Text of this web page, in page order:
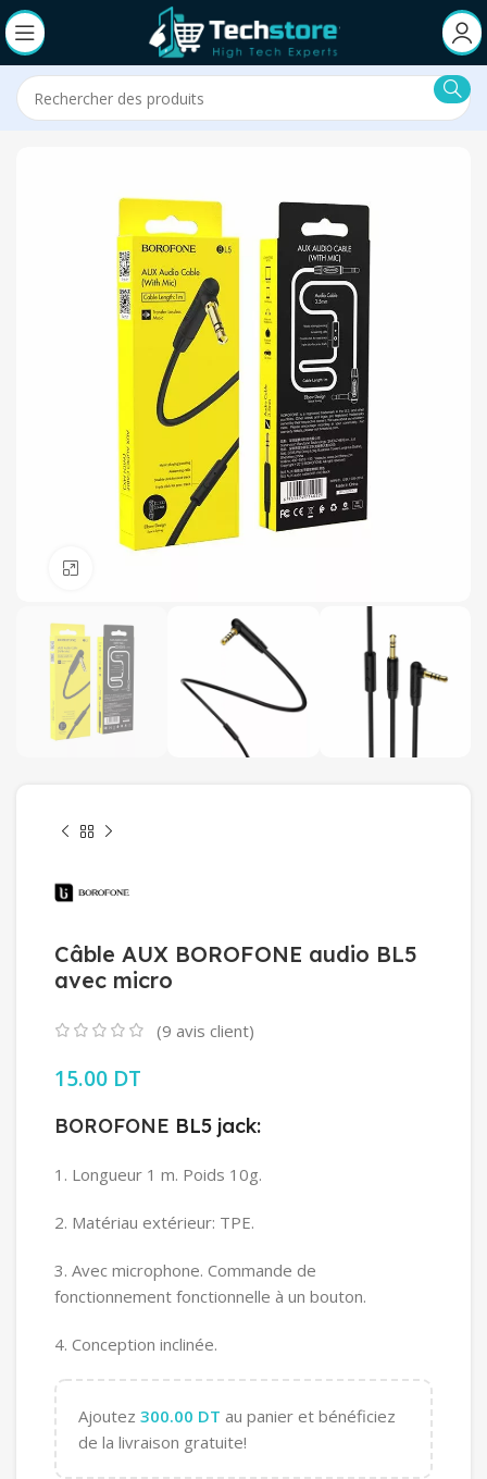
Câble AUX BOROFONE audio BL5
avec micro
(9 avis client)
15.00 DT
BOROFONE BL5 jack:
1. Longueur 1 m. Poids 10g.
2. Matériau extérieur: TPE.
3. Avec microphone. Commande de
fonctionnement fonctionnelle à un bouton.
4. Conception inclinée.
Ajoutez 300.00 DT au panier et bénéficiez
de la livraison gratuite!